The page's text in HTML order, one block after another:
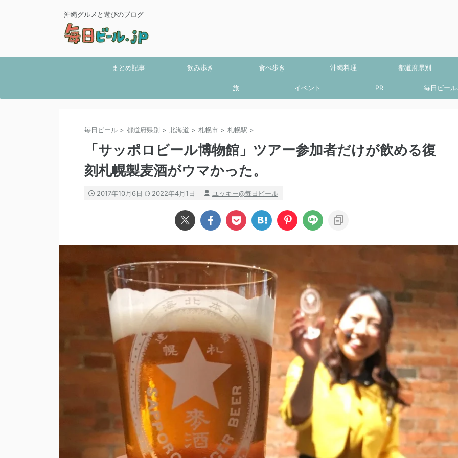
沖縄グルメと遊びのブログ
まとめ記事 飲み歩き 食べ歩き 沖縄料理 都道府県別
旅 イベント PR 毎日ビー
毎日ビール > 都道府県別 > 北海道 > 札幌市 > 札幌駅 >
「サッポロビール博物館」ツアー参加者だけが飲める復
刻札幌製麦酒がウマかった。
2017年10月6日 2022年4月1日 ユッキー@毎日ビール